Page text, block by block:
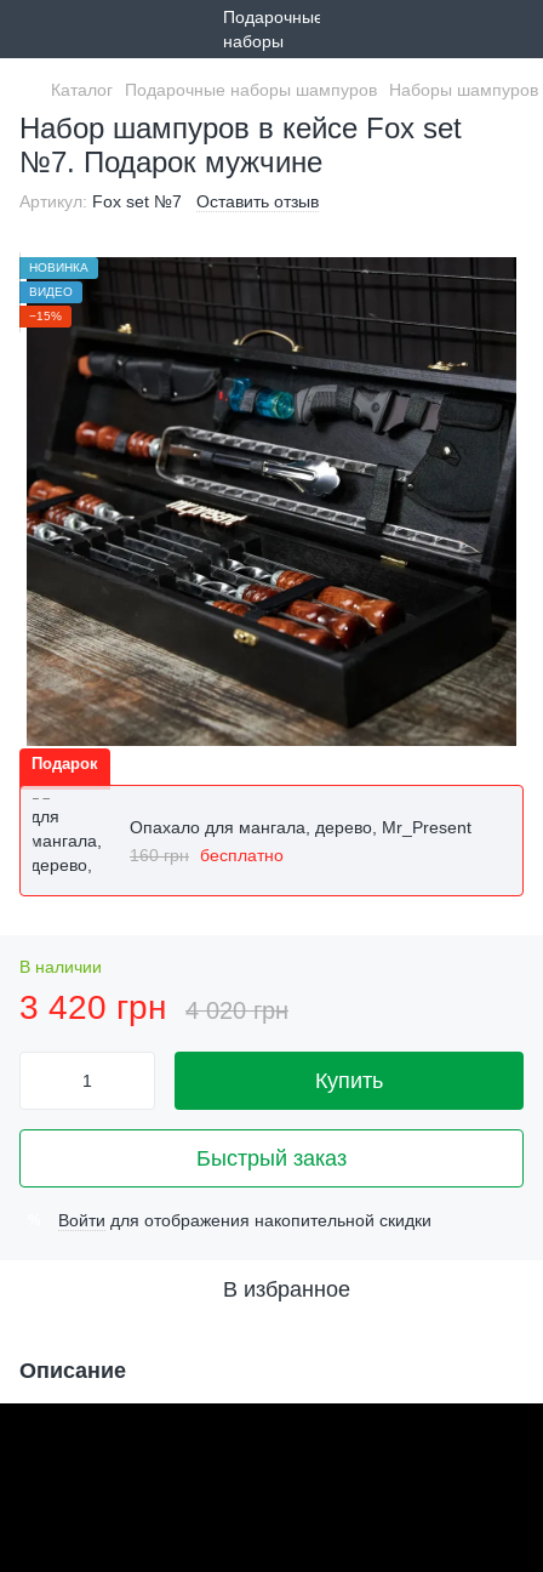
Каталог Подарочные наборы шампуров Наборы шампуров
Набор шампуров в кейсе Fox set
№7. Подарок мужчине
Артикул: Fox set №7 Оставить отзыв
НОВИНКА
ВИДЕО
−15%
Подарок
Опахало для мангала, дерево, Mr_Present
160 грн бесплатно
В наличии
3 420 грн 4 020 грн
Купить
Быстрый заказ
Войти для отображения накопительной скидки
В избранное
Описание